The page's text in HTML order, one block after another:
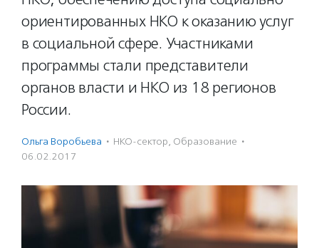
ориентированных НКО к оказанию услуг
в социальной сфере. Участниками
программы стали представители
органов власти и НКО из 18 регионов
России.
Ольга Воробьева · НКО-сектор, Образование ·
06.02.2017